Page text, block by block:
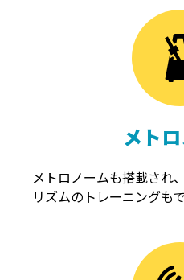
メト
メトロノームも搭載され
リズムのトレーニングも